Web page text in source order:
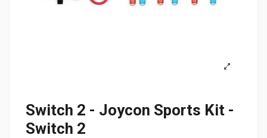
Switch 2 - Joycon Sports Kit -
Switch 2